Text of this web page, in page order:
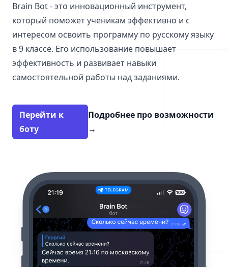
Brain Bot - это инновационный инструмент,
который поможет ученикам эффективно и с
интересом освоить программу по русскому языку
в 9 классе. Его использование повышает
эффективность и развивает навыки
самостоятельной работы над заданиями.
Перейти к
боту
Подробнее про возможности
→